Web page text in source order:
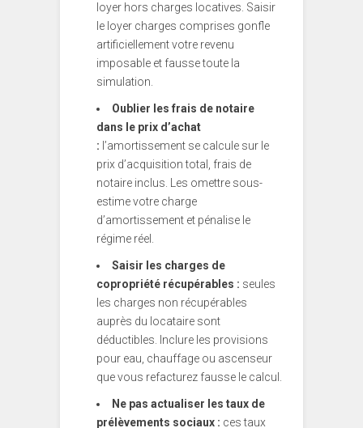
loyer hors charges locatives. Saisir
le loyer charges comprises gonfle
artificiellement votre revenu
imposable et fausse toute la
simulation.
Oublier les frais de notaire
dans le prix d’achat
: l’amortissement se calcule sur le
prix d’acquisition total, frais de
notaire inclus. Les omettre sous-
estime votre charge
d’amortissement et pénalise le
régime réel.
Saisir les charges de
copropriété récupérables : seules
les charges non récupérables
auprès du locataire sont
déductibles. Inclure les provisions
pour eau, chauffage ou ascenseur
que vous refacturez fausse le calcul.
Ne pas actualiser les taux de
prélèvements sociaux : ces taux